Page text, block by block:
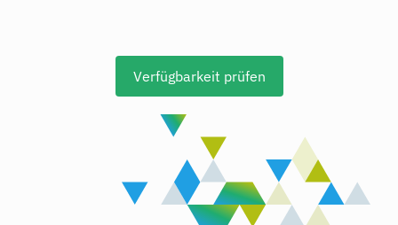
Verfügbarkeit prüfen